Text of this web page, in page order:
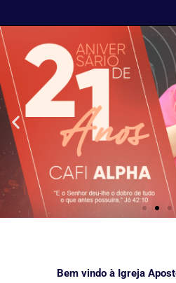
Bem vindo à Igreja